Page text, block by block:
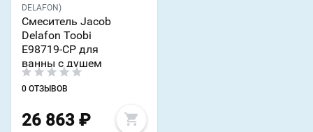
DELAFON)
Смеситель Jacob
Delafon Toobi
E98719-CP для
ванны с душем
0 ОТЗЫВОВ
26 863 ₽